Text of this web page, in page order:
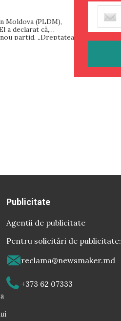
Moldova (PLDM),
a declarat că,
partid, „Dreptatea
apărarea
Publicitate
Agentii de publicitate
Pentru solicitări de publicitate:
reclama@newsmaker.md
+373 62 07333